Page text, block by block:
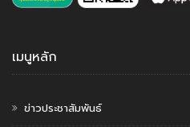
เมนูหลัก
ข่าวประชาสัมพันธ์